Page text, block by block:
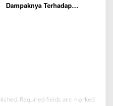
Dampaknya Terhadap
Required fields are marked